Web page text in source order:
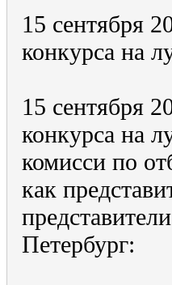
15 сентября
конкурса на
15 сентября
конкурса на
комисси по
как
Петербург: